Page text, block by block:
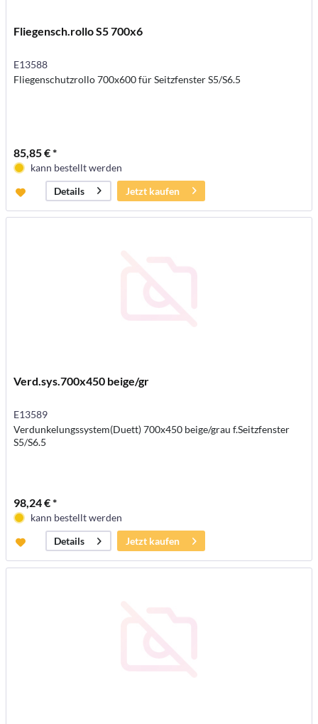
Fliegensch.rollo S5 700x6
E13588
Fliegenschutzrollo 700x600 für Seitzfenster S5/S6.5
85,85 € *
kann bestellt werden
Details
Jetzt kaufen
Verd.sys.700x450 beige/gr
E13589
Verdunkelungssystem(Duett) 700x450 beige/grau f.Seitzfenster
S5/S6.5
98,24 € *
kann bestellt werden
Details
Jetzt kaufen